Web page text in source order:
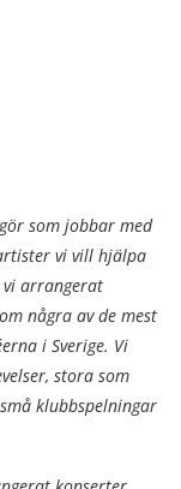
som jobbar med
vi vill hjälpa
vi arrangerat
några av de mest
i Sverige. Vi
stora som
klubbspelningar